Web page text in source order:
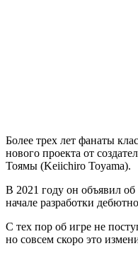
Более трех лет фанаты
нового проекта от
Тоямы (Keiichiro Toyama).
В 2021 году он объявил
начале разработки
С тех пор об игре не
но совсем скоро это